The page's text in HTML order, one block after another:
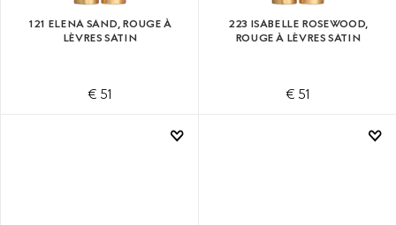
121 ELENA SAND, ROUGE À
LÈVRES SATIN
€ 51
223 ISABELLE ROSEWOOD,
ROUGE À LÈVRES SATIN
€ 51